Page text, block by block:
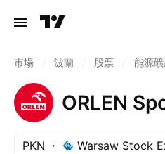
市場 波蘭 股票 能源礦
ORLEN
PKN Warsaw Stock